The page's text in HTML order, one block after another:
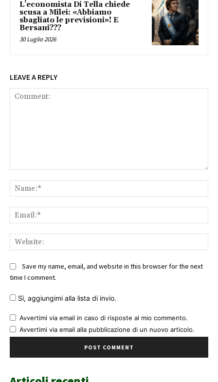
L’economista Di Tella chiede
scusa a Milei: «Abbiamo
sbagliato le previsioni»! E
Bersani???
30 Luglio 2026
LEAVE A REPLY
Save my name, email, and website in this browser for the next
time I comment.
Sì, aggiungimi alla lista di invio.
Avvertimi via email in caso di risposte al mio commento.
Avvertimi via email alla pubblicazione di un nuovo articolo.